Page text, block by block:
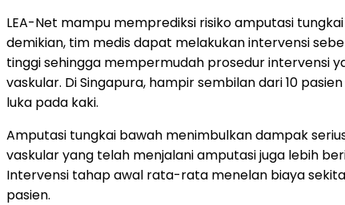
LEA-Net mampu memprediksi risiko amputasi
demikian, tim medis dapat melakukan intervensi
tinggi sehingga mempermudah prosedur intervensi
vaskular. Di Singapura, hampir sembilan dari 10
luka pada kaki.
Amputasi tungkai bawah menimbulkan dampak
vaskular yang telah menjalani amputasi juga lebih
Intervensi tahap awal rata-rata menelan biaya
pasien.